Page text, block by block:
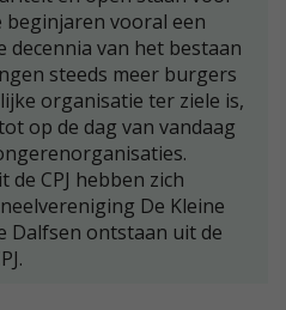
beginjaren vooral een
decennia van het bestaan
steeds meer burgers
organisatie ter ziele is,
op de dag van vandaag
CPJ hebben zich
De Kleine
Dalfsen ontstaan uit de